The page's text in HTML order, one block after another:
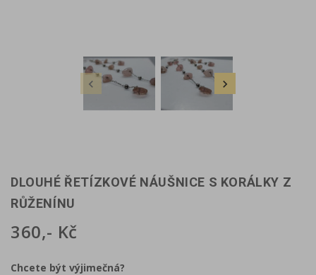
 
DLOUHÉ ŘETÍZKOVÉ NÁUŠNICE S KORÁLKY Z
RŮŽENÍNU
360,- Kč
Chcete být výjimečná?